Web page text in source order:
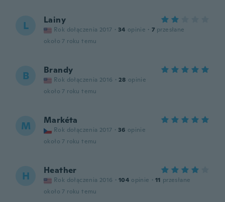
L Lainy
Rok dołączenia 2017 · 34 opinie · 7 przesłane
około 7 roku temu
B Brandy
Rok dołączenia 2016 · 28 opinie
około 7 roku temu
M Markéta
Rok dołączenia 2017 · 36 opinie
około 7 roku temu
H Heather
Rok dołączenia 2016 · 104 opinie · 11 przesłane
około 7 roku temu